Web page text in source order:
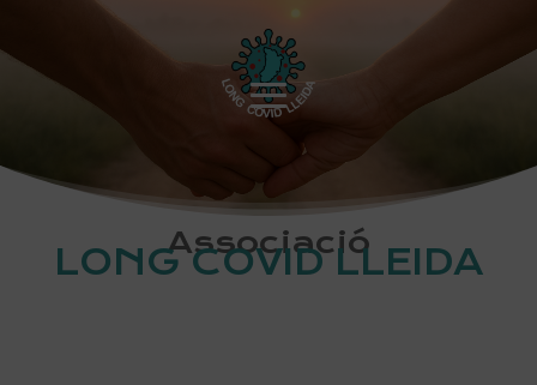
Associació
LONG COVID LLEIDA